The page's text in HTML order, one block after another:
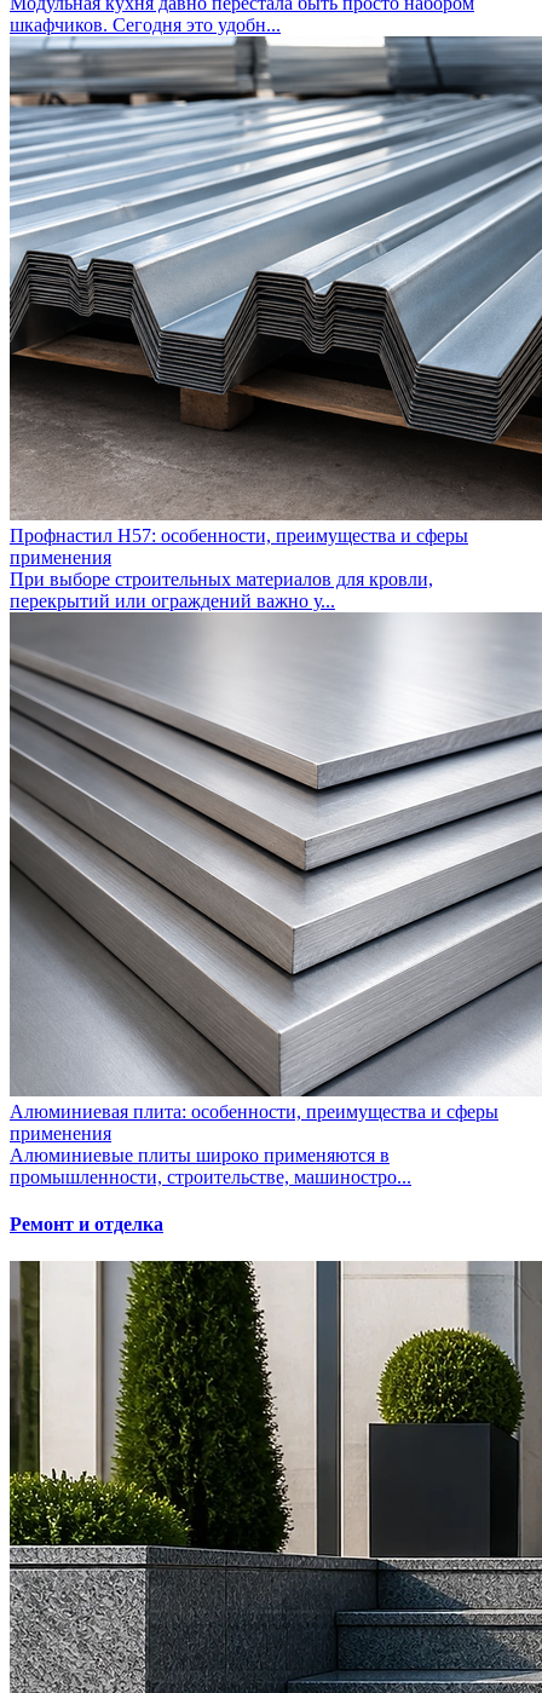
шкафчиков. Сегодня это удобн...
Профнастил Н57: особенности, преимущества и сферы
применения
При выборе строительных материалов для кровли,
перекрытий или ограждений важно у...
Алюминиевая плита: особенности, преимущества и сферы
применения
Алюминиевые плиты широко применяются в
промышленности, строительстве, машиностро...
Ремонт и отделка